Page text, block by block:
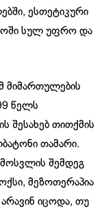
ესთეტიკური
სულ უფრო და
მიმართულების
წელს
შესახებ თითქმის
თამარი.
შემდეგ
მეზოთერაპია
იცოდა, თუ